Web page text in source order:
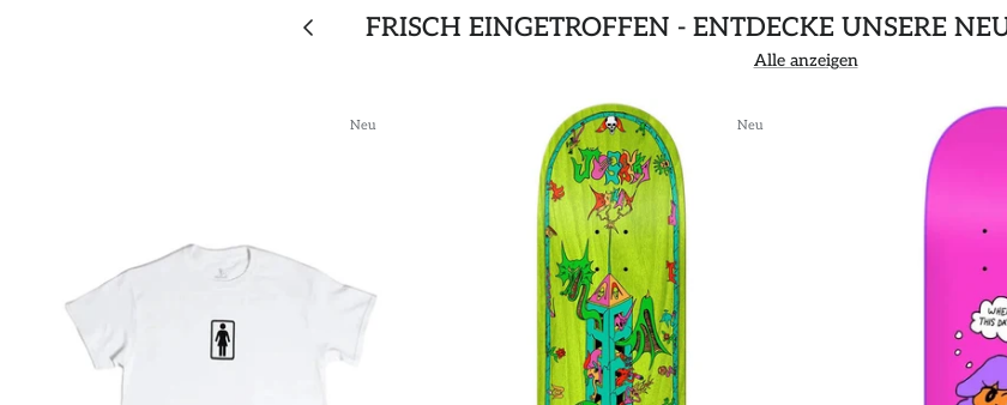
FRISCH EINGETROFFEN - ENTDECKE UNSERE
Alle anzeigen
Neu Neu